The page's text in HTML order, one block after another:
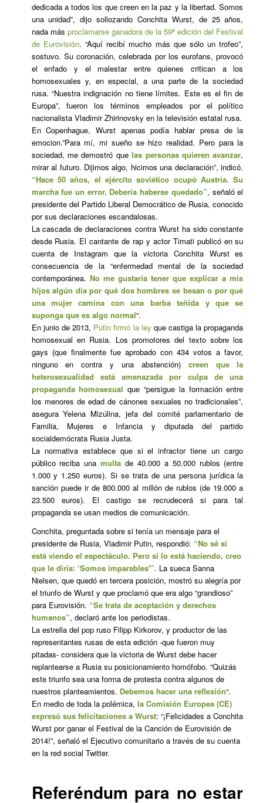
dedicada a todos los que creen en la paz y la libertad. Somos
una unidad”, dijo sollozando Conchita Wurst, de 25 años,
nada más proclamarse ganadora de la 59ª edición del Festival
de Eurovisión. “Aquí recibí mucho más que sólo un trofeo”,
sostuvo. Su coronación, celebrada por loseurofans, provocó
el enfado y el malestar entre quienes critican a los
homosexuales y, en especial, a una parte de la sociedad
rusa. “Nuestra indignación no tiene límites. Este es el fin de
Europa”, fueron los términos empleados por el político
nacionalista Vladimir Zhirinovsky en la televisión estatal rusa.
En Copenhague, Wurst apenas podía hablar presa de la
emocion.”Para mí, mi sueño se hizo realidad. Pero para la
sociedad, me demostró quelas personas quieren avanzar,
mirar al futuro. Dijimos algo, hicimos una declaración”, indicó.
“Hace 50 años, el ejército soviético ocupó Austria. Su
marcha fue un error. Debería haberse quedado”, señaló el
presidente del Partido Liberal Democrático de Rusia, conocido
por sus declaraciones escandalosas.
La cascada de declaraciones contra Wurst ha sido constante
desde Rusia. El cantante de rap y actor Timati publicó en su
cuenta de Instagram que la victoria Conchita Wurst es
consecuencia de la “enfermedad mental de la sociedad
contemporánea. No me gustaría tener que explicar a mis
hijos algún día por qué dos hombres se besan o por qué
una mujer camina con una barba teñida y que se
suponga que es algo normal“.
En junio de 2013, Putin firmó la ley que castiga la propaganda
homosexual en Rusia. Los promotores del texto sobre los
gays (que finalmente fue aprobado con 434 votos a favor,
ninguno en contra y una abstención) creen que la
heterosexualidad está amenazada por culpa de una
propaganda homosexual que “persigue la formación entre
los menores de edad de cánones sexuales no tradicionales”,
asegura Yelena Mizúlina, jefa del comité parlamentario de
Familia, Mujeres e Infancia y diputada del partido
socialdemócrata Rusia Justa.
La normativa establece que si el infractor tiene un cargo
público reciba unamultade 40.000 a 50.000 rublos (entre
1.000 y 1.250 euros). Si se trata de una persona jurídica la
sanción puede ir de 800.000 al millón de rublos (de 19.000 a
23.500 euros). El castigo se recrudecerá si para tal
propaganda se usan medios de comunicación.
Conchita, preguntada sobre si tenía un mensaje para el
presidente de Rusia, Vladimir Putin, respondió: “No sé si
está viendo el espectáculo. Pero si lo está haciendo, creo
que le diría: ‘Somos imparables'”. La sueca Sanna
Nielsen, que quedó en tercera posición, mostró su alegría por
el triunfo de Wurst y que proclamó que era algo “grandioso”
para Eurovisión. “Se trata de aceptación y derechos
humanos”, declaró ante los periodistas.
La estrella del pop ruso Filipp Kirkorov, y productor de las
representantes rusas de esta edición -que fueron muy
pitadas- considera que la victoria de Wurst debe hacer
replantearse a Rusia su posicionamiento homófobo. “Quizás
este triunfo sea una forma de protesta contra algunos de
nuestros planteamientos. Debemos hacer una reflexión“.
En medio de toda la polémica, la Comisión Europea (CE)
expresó sus felicitaciones a Wurst: “¡Felicidades a Conchita
Wurst por ganar el Festival de la Canción de Eurovisión de
2014!”, señaló el Ejecutivo comunitario a través de su cuenta
en la red social Twitter.
Referéndum para no estar